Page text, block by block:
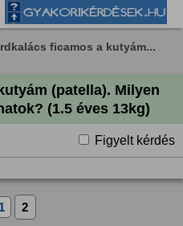
ficamos a kutyám...
(patella). Milyen
(1.5 éves 13kg)
Figyelt kérdés
1 2